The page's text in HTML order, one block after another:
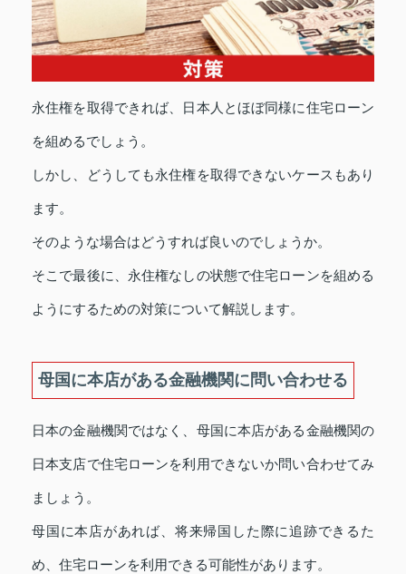
永住権を取得できれば、日本人とほぼ同様に住宅ローン
を組めるでしょう。
しかし、どうしても永住権を取得できないケースもあり
ます。
そのような場合はどうすれば良いのでしょうか。
そこで最後に、永住権なしの状態で住宅ローンを組める
ようにするための対策について解説します。
母国に本店がある金融機関に問い合わせる
日本の金融機関ではなく、母国に本店がある金融機関の
日本支店で住宅ローンを利用できないか問い合わせてみ
ましょう。
母国に本店があれば、将来帰国した際に追跡できるた
め、住宅ローンを利用できる可能性があります。